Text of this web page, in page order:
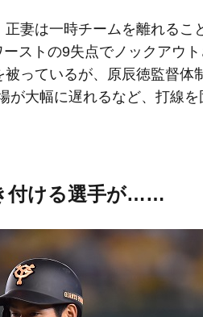
妻は一時チームを離れるこ
ストの9失点でノックアウ
っているが、原辰徳監督体
が大幅に遅れるなど、打線
付ける選手が……